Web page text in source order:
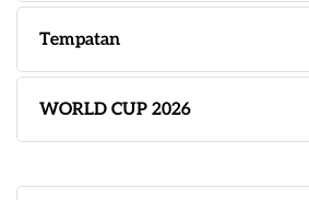
Tempatan
WORLD CUP 2026